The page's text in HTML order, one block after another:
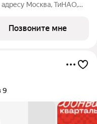
Москва, ТиНАО,
Новомосковский
Позвоните мне
9